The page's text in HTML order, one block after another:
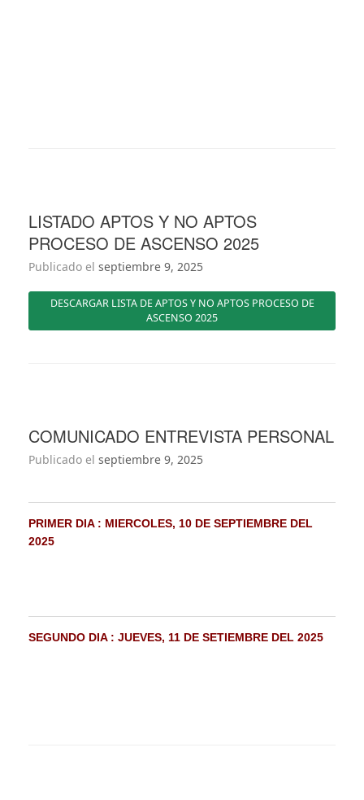
LISTADO APTOS Y NO APTOS
PROCESO DE ASCENSO 2025
Publicado el septiembre 9, 2025
DESCARGAR LISTA DE APTOS Y NO APTOS PROCESO DE
ASCENSO 2025
COMUNICADO ENTREVISTA PERSONAL
Publicado el septiembre 9, 2025
PRIMER DIA : MIERCOLES, 10 DE SEPTIEMBRE DEL
2025
SEGUNDO DIA : JUEVES, 11 DE SETIEMBRE DEL 2025